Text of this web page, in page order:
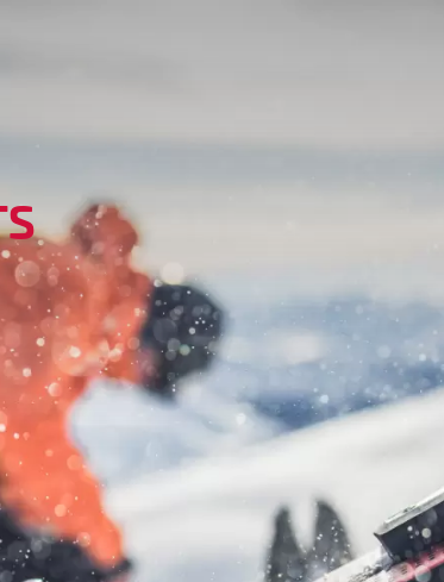
UND WARTUNG
& REPARATUR